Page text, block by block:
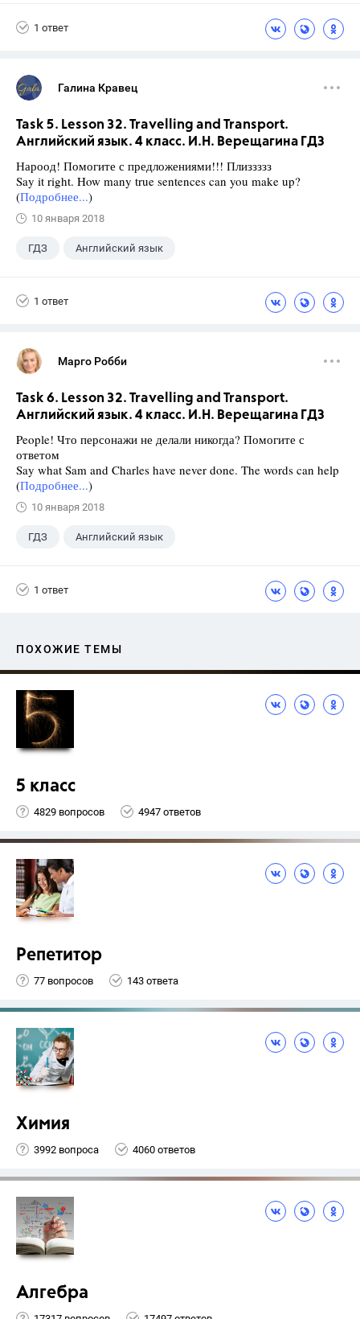
1 ответ
Галина Кравец
Task 5. Lesson 32. Travelling and Transport.
Английский язык. 4 класс. И.Н. Верещагина ГДЗ
Нароод! Помогите с предложениями!!! Плиззззз
Say it right. How many true sentences can you make up?
(Подробнее...)
10 января 2018
ГДЗ Английский язык
1 ответ
Марго Робби
Task 6. Lesson 32. Travelling and Transport.
Английский язык. 4 класс. И.Н. Верещагина ГДЗ
People! Что персонажи не делали никогда? Помогите с
ответом
Say what Sam and Charles have never done. The words can help
(Подробнее...)
10 января 2018
ГДЗ Английский язык
1 ответ
ПОХОЖИЕ ТЕМЫ
5 класс
4829 вопросов 4947 ответов
Репетитор
77 вопросов 143 ответа
Химия
3992 вопроса 4060 ответов
Алгебра